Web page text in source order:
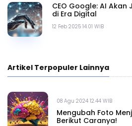
12 Feb 2025 14.01 WIB
CEO Google: AI
di Era Digital
Artikel Terpopuler Lainnya
08 Agu 2024 12.44 WIB
Mengubah Foto
Berikut Caranya!